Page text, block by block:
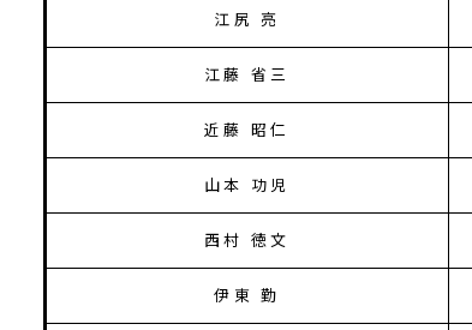
江尻 亮
江藤 省三
近藤 昭仁
山本 功児
西村 徳文
伊東 勤